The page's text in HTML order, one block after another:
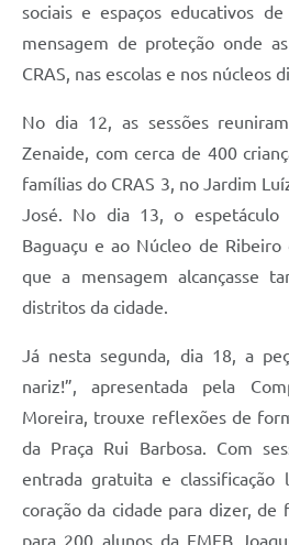
sociais e espaços educativos
mensagem de proteção onde
CRAS, nas escolas e nos núcleos
No dia 12, as sessões
Zenaide, com cerca de 400
famílias do CRAS 3, no Jardim
José. No dia 13, o
Baguaçu e ao Núcleo de Ribeiro
que a mensagem alcançasse
distritos da cidade.
Já nesta segunda, dia 18, a
nariz!”, apresentada pela
Moreira, trouxe reflexões de
da Praça Rui Barbosa. Com
entrada gratuita e classificação
coração da cidade para dizer, de
para 200 alunos da EMEB